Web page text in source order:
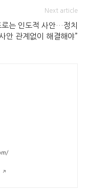
Next article
로는 인도적 사안…정치
안 관계없이 해결해야”